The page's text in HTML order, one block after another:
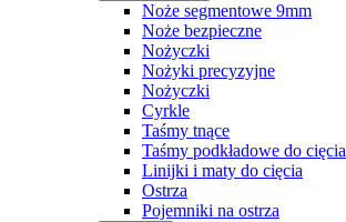
Noże segmentowe 9mm
Noże bezpieczne
Nożyczki
Nożyki precyzyjne
Nożyczki
Cyrkle
Taśmy tnące
Taśmy podkładowe do cięcia
Linijki i maty do cięcia
Ostrza
Pojemniki na ostrza